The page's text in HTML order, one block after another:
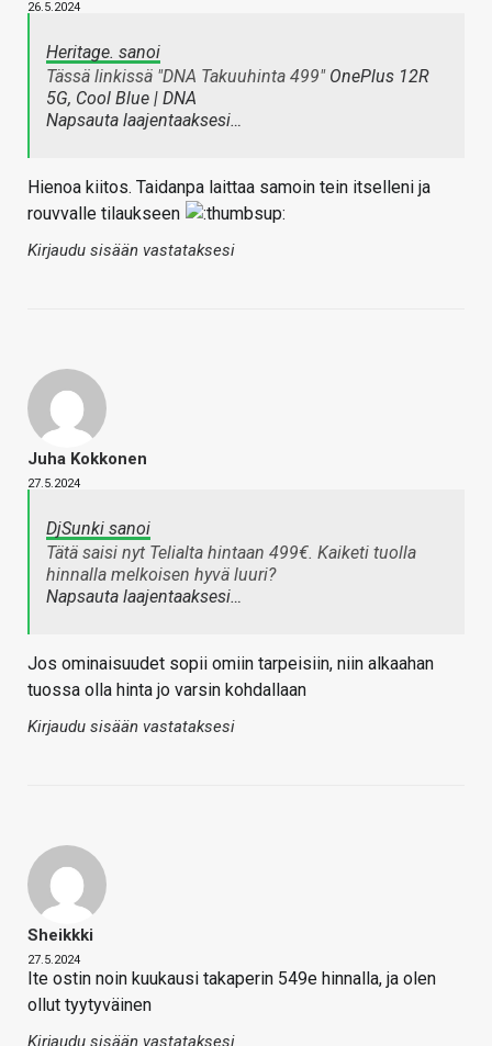
26.5.2024
Heritage. sanoi
Tässä linkissä "DNA Takuuhinta 499" OnePlus 12R
5G, Cool Blue | DNA
Napsauta laajentaaksesi…
Hienoa kiitos. Taidanpa laittaa samoin tein itselleni ja
rouvvalle tilaukseen
Kirjaudu sisään vastataksesi
Juha Kokkonen
27.5.2024
DjSunki sanoi
Tätä saisi nyt Telialta hintaan 499€. Kaiketi tuolla
hinnalla melkoisen hyvä luuri?
Napsauta laajentaaksesi…
Jos ominaisuudet sopii omiin tarpeisiin, niin alkaahan
tuossa olla hinta jo varsin kohdallaan
Kirjaudu sisään vastataksesi
Sheikkki
27.5.2024
Ite ostin noin kuukausi takaperin 549e hinnalla, ja olen
ollut tyytyväinen